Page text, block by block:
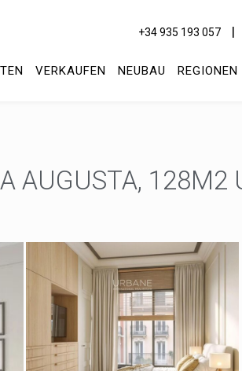
+34 935 193 057
VERKAUFEN NEUBAU REGIONEN
AUGUSTA, 128M2